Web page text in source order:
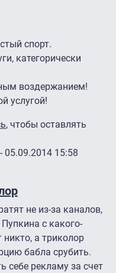
спорт.
категорически
воздержанием!
услугой!
, чтобы оставлять
- 05.09.2014 15:58
скептик
не из-за каналов,
с какого-
а триколор
бабла срубить.
себе рекламу за счет